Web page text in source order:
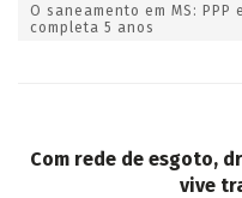
O saneamento em MS:
completa 5 anos
Com rede de esgoto,
vive